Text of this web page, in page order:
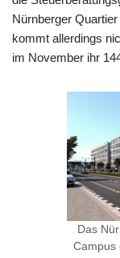
Nürnberger
kommt allerdings
im November ihr
Das
Campus